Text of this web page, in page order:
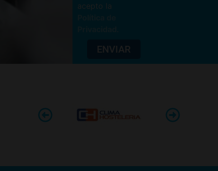
acepto la
ENVIAR